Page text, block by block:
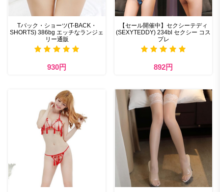
Tバック・ショーツ(T-BACK・
SHORTS) 386bg エッチなランジェ
リー通販
930円
【セール開催中】セクシーテディ
(SEXYTEDDY) 234bl セクシー コス
プレ
892円